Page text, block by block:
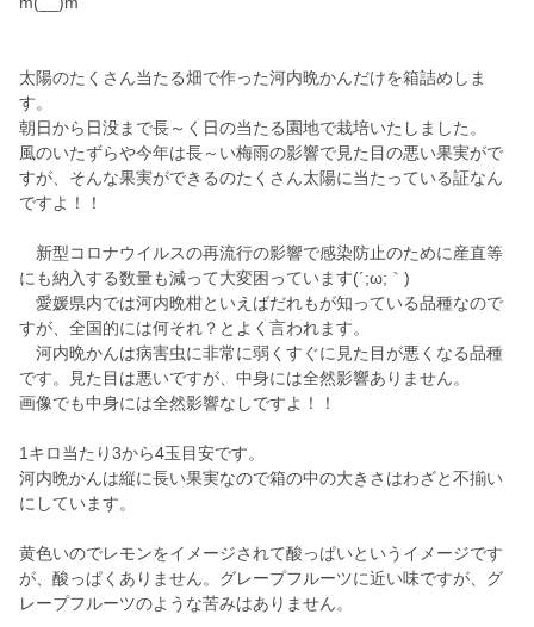
太陽のたくさん当たる畑で作った河内晩かんだけを箱詰めしま
す。
朝日から日没まで長～く日の当たる園地で栽培いたしました。
風のいたずらや今年は長～い梅雨の影響で見た目の悪い果実がで
すが、そんな果実ができるのたくさん太陽に当たっている証なん
ですよ！！
新型コロナウイルスの再流行の影響で感染防止のために産直等
にも納入する数量も減って大変困っています(´;ω;｀)
愛媛県内では河内晩柑といえばだれもが知っている品種なので
すが、全国的には何それ？とよく言われます。
河内晩かんは病害虫に非常に弱くすぐに見た目が悪くなる品種
です。見た目は悪いですが、中身には全然影響ありません。
画像でも中身には全然影響なしですよ！！
1キロ当たり3から4玉目安です。
河内晩かんは縦に長い果実なので箱の中の大きさはわざと不揃い
にしています。
黄色いのでレモンをイメージされて酸っぱいというイメージです
が、酸っぱくありません。グレープフルーツに近い味ですが、グ
レープフルーツのような苦みはありません。